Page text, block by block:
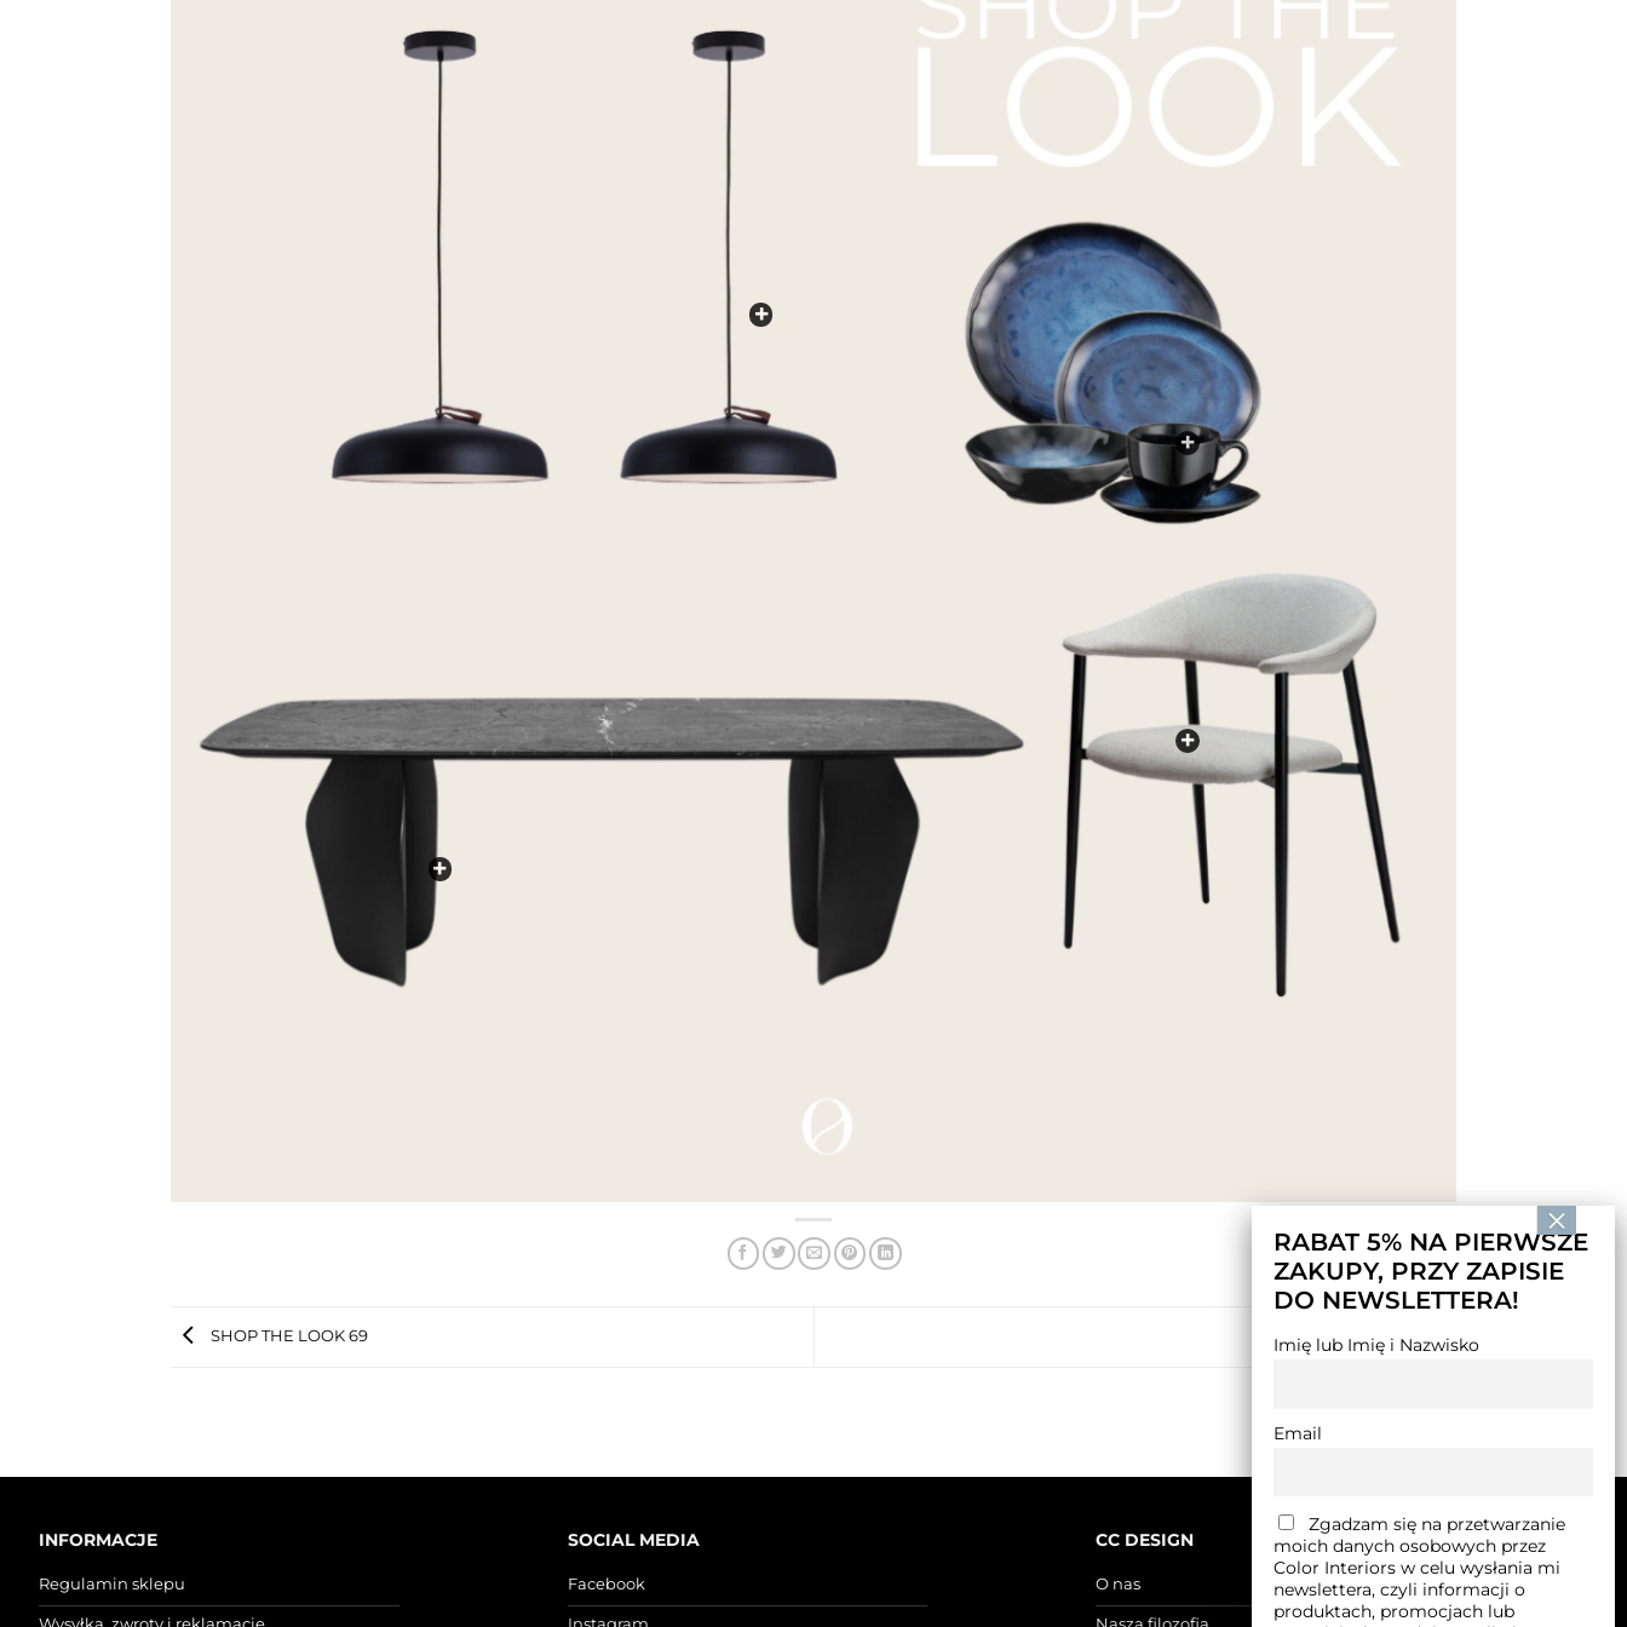
SHOP THE LOOK 69 SHOP THE LOOK 71
INFORMACJE
Regulamin sklepu
Wysyłka, zwroty i reklamacje
SOCIAL MEDIA
Facebook
Instagram
CC DESIGN
O nas
Nasza filozofia
RABAT 5% NA PIERWSZE
ZAKUPY, PRZY ZAPISIE
DO NEWSLETTERA!
Imię lub Imię i Nazwisko
Email
Zgadzam się na przetwarzanie
moich danych osobowych przez
Color Interiors w celu wysłania mi
newslettera, czyli informacji o
produktach, promocjach lub